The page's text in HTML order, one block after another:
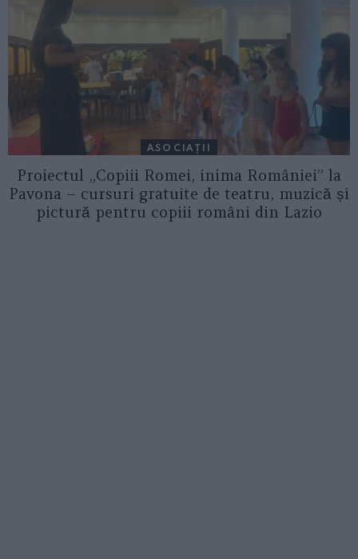
ASOCIAŢII
Proiectul „Copiii Romei, inima României” la
Pavona – cursuri gratuite de teatru, muzică și
pictură pentru copiii români din Lazio